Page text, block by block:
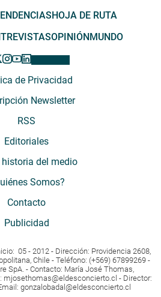
HOJA DE RUTA
OPINIÓNMUNDO
de Privacidad
Newsletter
RSS
Editoriales
historia del medio
Somos?
Contacto
Publicidad
05 - 2012 - Dirección: Providencia 2608,
Chile - Teléfono: (+569) 67899269 -
SpA. - Contacto: María José Thomas,
mjosethomas@eldesconcierto.cl - Director:
gonzalobadal@eldesconcierto.cl